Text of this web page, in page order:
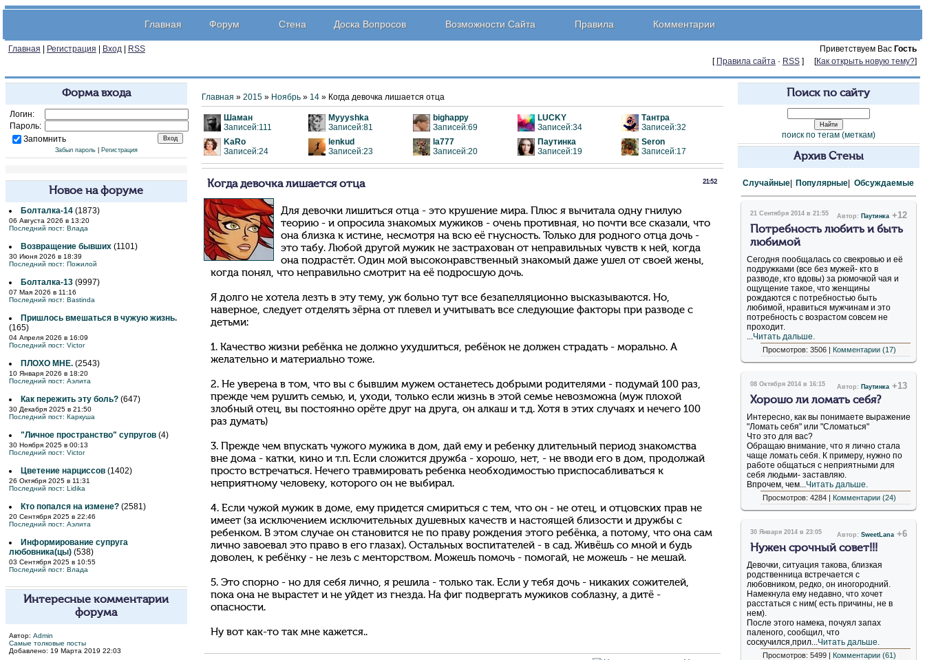
Главная Форум Стена Доска Вопросов Возможности Сайта Правила Комментарии
Главная Регистрация Вход| RSS Приветствуем Вас Гость
[ Правила сайта· RSS] [Как открыть новую тему?]
Форма входа
Логин:
Пароль:
Запомнить
Забыл пароль| Регистрация
Новое на форуме
Болталка-14(1873)
06 Августа 2026 в 13:20
Последний пост: Влада
Возвращение бывших(1101)
30 Июня 2026 в 18:39
Последний пост: Пожилой
Болталка-13(9997)
07 Мая 2026 в 11:16
Последний пост: Bastinda
Пришлось вмешаться в чужую жизнь.
(165)
04 Апреля 2026 в 16:09
Последний пост: Victor
ПЛОХО МНЕ.(2543)
10 Января 2026 в 18:20
Последний пост: Аэлита
Как пережить эту боль?(647)
30 Декабря 2025 в 21:50
Последний пост: Каркуша
"Личное пространство" супругов(4)
30 Ноября 2025 в 00:13
Последний пост: Victor
Цветение нарциссов(1402)
26 Октября 2025 в 11:31
Последний пост: Lidika
Кто попался на измене?(2581)
20 Сентября 2025 в 22:46
Последний пост: Аэлита
Информирование супруга
любовника(цы)(538)
03 Сентября 2025 в 10:55
Последний пост: Влада
Интересные комментарии
форума
Автор: Admin
Самые толковые посты
Добавлено: 19 Марта 2019 22:03
Главная » 2015 » Ноябрь » 14» Когда девочка лишается отца
Шаман
Записей:111
Myyyshka
Записей:81
bighappy
Записей:69
LUCKY
Записей:34
Тантра
Записей:32
KaRo
Записей:24
lenkud
Записей:23
la777
Записей:20
Паутинка
Записей:19
Seron
Записей:17
21:52
Когда девочка лишается отца
Для девочки лишиться отца - это крушение мира. Плюс я вычитала одну гнилую
теорию - и опросила знакомых мужиков - очень противная, но почти все сказали, что
она близка к истине, несмотря на всю её гнусность. Только для родного отца дочь -
это табу. Любой другой мужик не застрахован от неправильных чувств к ней, когда
она подрастёт. Один мой высоконравственный знакомый даже ушел от своей жены,
когда понял, что неправильно смотрит на её подросшую дочь.
Я долго не хотела лезть в эту тему, уж больно тут все безапелляционно высказываются. Но,
наверное, следует отделять зёрна от плевел и учитывать все следующие факторы при разводе с
детьми:
1. Качество жизни ребёнка не должно ухудшиться, ребёнок не должен страдать - морально. А
желательно и материально тоже.
2. Не уверена в том, что вы с бывшим мужем останетесь добрыми родителями - подумай 100 раз,
прежде чем рушить семью, и, уходи, только если жизнь в этой семье невозможна (муж плохой
злобный отец, вы постоянно орёте друг на друга, он алкаш и т.д. Хотя в этих случаях и нечего 100
раз думать)
3. Прежде чем впускать чужого мужика в дом, дай ему и ребенку длительный период знакомства
вне дома - катки, кино и т.п. Если сложится дружба - хорошо, нет, - не вводи его в дом, продолжай
просто встречаться. Нечего травмировать ребенка необходимостью приспосабливаться к
неприятному человеку, которого он не выбирал.
4. Если чужой мужик в доме, ему придется смириться с тем, что он - не отец, и отцовских прав не
имеет (за исключением исключительных душевных качеств и настоящей близости и дружбы с
ребенком. В этом случае он становится не по праву рождения этого ребёнка, а потому, что она сам
лично завоевал это право в его глазах). Остальных воспитателей - в сад. Живёшь со мной и будь
доволен, к ребёнку - не лезь с менторством. Можешь помочь - помогай, не можешь - не мешай.
5. Это спорно - но для себя лично, я решила - только так. Если у тебя дочь - никаких сожителей,
пока она не вырастет и не уйдет из гнезда. На фиг подвергать мужиков соблазну, а дитё -
опасности.
Ну вот как-то так мне кажется..
Поиск по сайту
поиск по тегам (меткам)
Архив Стены
Случайные| Популярные| Обсуждаемые
21 Сентября 2014 в 21:55 Автор: Паутинка+12
Потребность любить и быть
любимой
Сегодня пообщалась со свекровью и её
подружками (все без мужей- кто в
разводе, кто вдовы) за рюмочкой чая и
ощущение такое, что женщины
рождаются с потребностью быть
любимой, нравиться мужчинам и это
потребность с возрастом совсем не
проходит.
...Читать дальше.
Просмотров: 3506 | Комментарии (17)
08 Октября 2014 в 16:15 Автор: Паутинка+13
Хорошо ли ломать себя?
Интересно, как вы понимаете выражение
"Ломать себя" или "Сломаться"
Что это для вас?
Обращаю внимание, что я лично стала
чаще ломать себя. К примеру, нужно по
работе общаться с неприятными для
себя людьми- заставляю.
Впрочем, чем...Читать дальше.
Просмотров: 4284 | Комментарии (24)
30 Января 2014 в 23:05 Автор: SweetLana+6
Нужен срочный совет!!!
Девочки, ситуация такова, близкая
родственница встречается с
любовником, редко, он иногородний.
Намекнула ему недавно, что хочет
расстаться с ним( есть причины, не в
нем).
После этого намека, почуял запах
паленого, сообщил, что
соскучился,прил...Читать дальше.
Просмотров: 5499 | Комментарии (61)